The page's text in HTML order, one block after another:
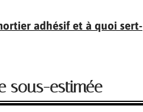
adhésif et à quoi sert-
sous-estimée